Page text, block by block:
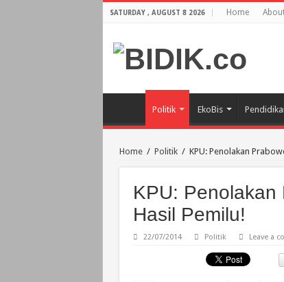
SATURDAY , AUGUST 8 2026 Home
Politik EkoBis
Home / Politik / KPU: Penolakan
KPU: Penolakan
Hasil Pemilu!
22/07/2014 Politik Leave a